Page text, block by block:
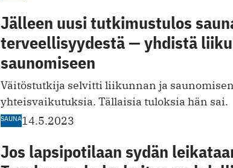
Jälleen uusi tutkimustulos
terveellisyydestä — yhdistä
saunomiseen
Väitöstutkija selvitti liikunnan ja saunomisen
yhteisvaikutuksia. Tällaisia tuloksia hän sai.
SAUNA14.5.2023
Jos lapsipotilaan sydän